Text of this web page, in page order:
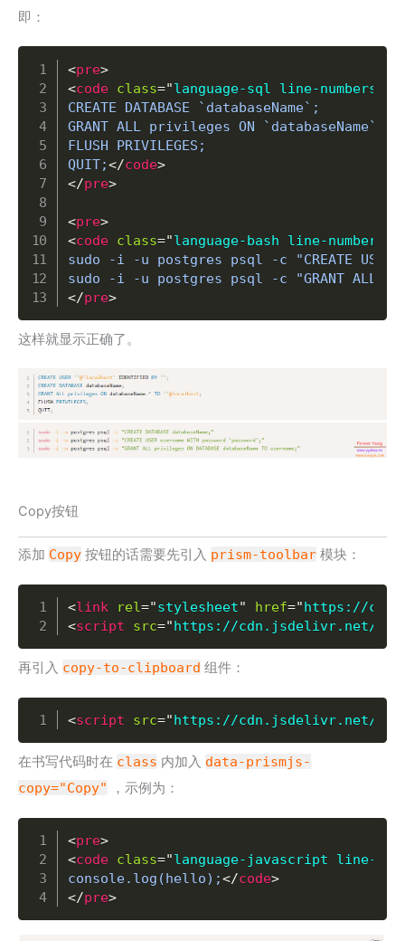
即：
<pre>
<code class="language-sql line-numbers
CREATE DATABASE `databaseName`;
GRANT ALL privileges ON `databaseName`.*
FLUSH PRIVILEGES;
QUIT;</code>
</pre>
<pre>
<code class="language-bash line-numbers
sudo -i -u postgres psql -c "CREATE USER
sudo -i -u postgres psql -c "GRANT ALL
</pre>
这样就显示正确了。
Copy按钮
添加 Copy 按钮的话需要先引入 prism-toolbar 模块：
<link rel="stylesheet" href="https://
<script src="https://cdn.jsdelivr.net/
Copy
再引入 copy-to-clipboard 组件：
<script src="https://cdn.jsdelivr.net/Copy
在书写代码时在 class 内加入 data-prismjs-
copy="Copy"
，示例为：
<pre>
<code class="language-javascript line-
console.log(hello);</code>
</pre>